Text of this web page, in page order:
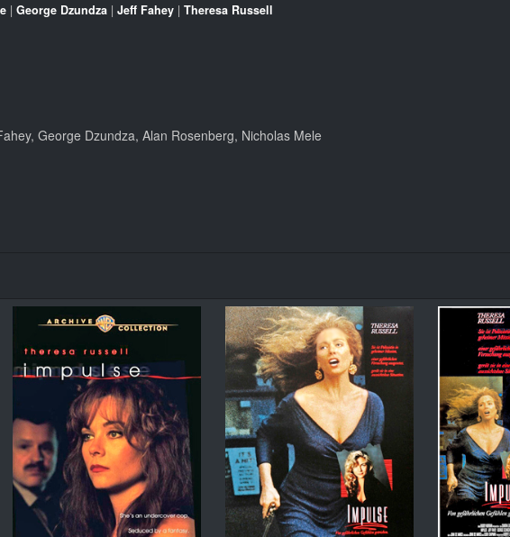
| George Dzundza | Jeff Fahey | Theresa Russell
George Dzundza, Alan Rosenberg, Nicholas Mele